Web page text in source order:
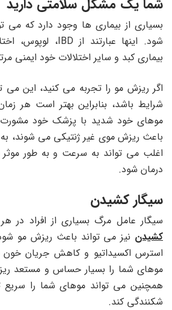
شما یک مشکل سلامتی دارید
بسیاری از بیماری ها وجود دارد که می
شود. اینها عبارتند از IBD، لوپوس، اختلالات
بیماری کبد و سایر اختلالات خود ایمنی
اگر ریزش مو را تجربه می کنید، این می
شرایط باشد، بنابراین بهتر است هر
موهای خود شدید با پزشک خود مشورت
باعث ریزش موی غیر ژنتیکی می شوند،
اغلب می تواند به سرعت و به طور
درمان شود.
سیگار کشیدن
سیگار عامل مرگ بسیاری از افراد در
کشیدن نیز می تواند باعث ریزش مو
استرس اکسیداتیو و کاهش جریان
موهای شما را بسیار حساس و مستعد
همچنین می تواند موهای شما را
شکنندگی کند.